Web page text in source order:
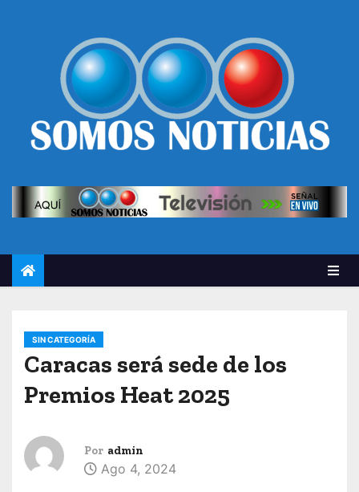
SIN CATEGORÍA
Caracas será sede de los
Premios Heat 2025
Por admin
Ago 4, 2024